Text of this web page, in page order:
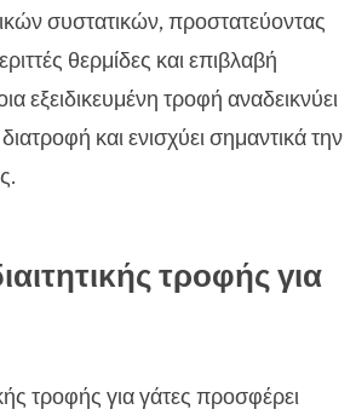
συστατικών, προστατεύοντας
θερμίδες και επιβλαβή
εξειδικευμένη τροφή αναδεικνύει
και ενισχύει σημαντικά την
τροφής για
τροφής για γάτες προσφέρει